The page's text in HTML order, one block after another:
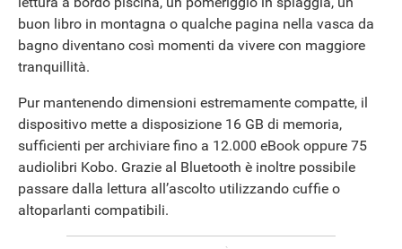
buon libro in montagna o qualche pagina nella vasca da
bagno diventano così momenti da vivere con maggiore
tranquillità.
Pur mantenendo dimensioni estremamente compatte, il
dispositivo mette a disposizione 16 GB di memoria,
sufficienti per archiviare fino a 12.000 eBook oppure 75
audiolibri Kobo. Grazie al Bluetooth è inoltre possibile
passare dalla lettura all’ascolto utilizzando cuffie o
altoparlanti compatibili.